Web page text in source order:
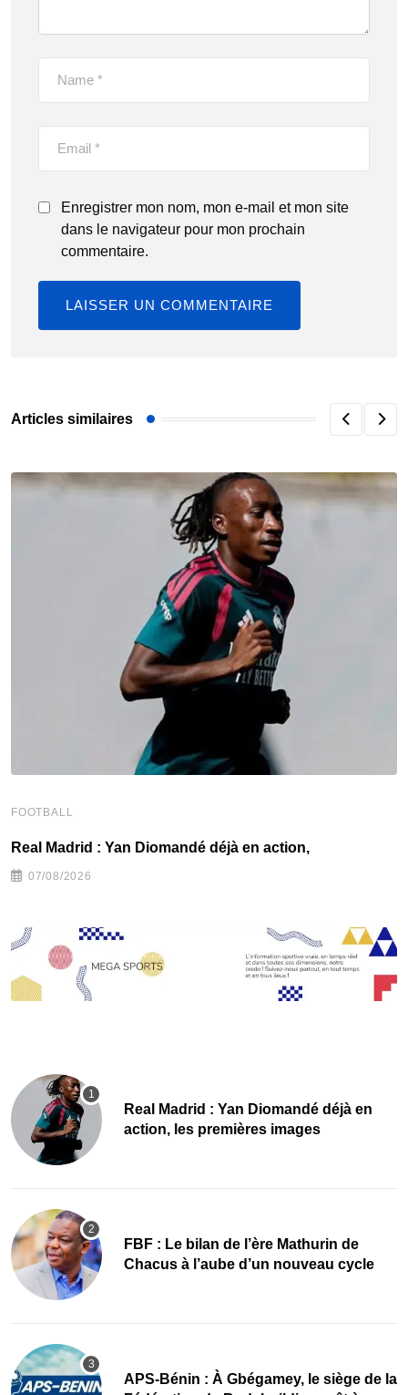
Enregistrer mon nom, mon e-mail et mon site
dans le navigateur pour mon prochain
commentaire.
Articles similaires
FOOTBALL
Real Madrid : Yan Diomandé déjà en action,
07/08/2026
Real Madrid : Yan Diomandé déjà en
action, les premières images
FBF : Le bilan de l’ère Mathurin de
Chacus à l’aube d’un nouveau cycle
APS-Bénin : À Gbégamey, le siège de la